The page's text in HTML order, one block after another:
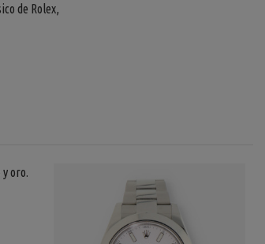
de Rolex,